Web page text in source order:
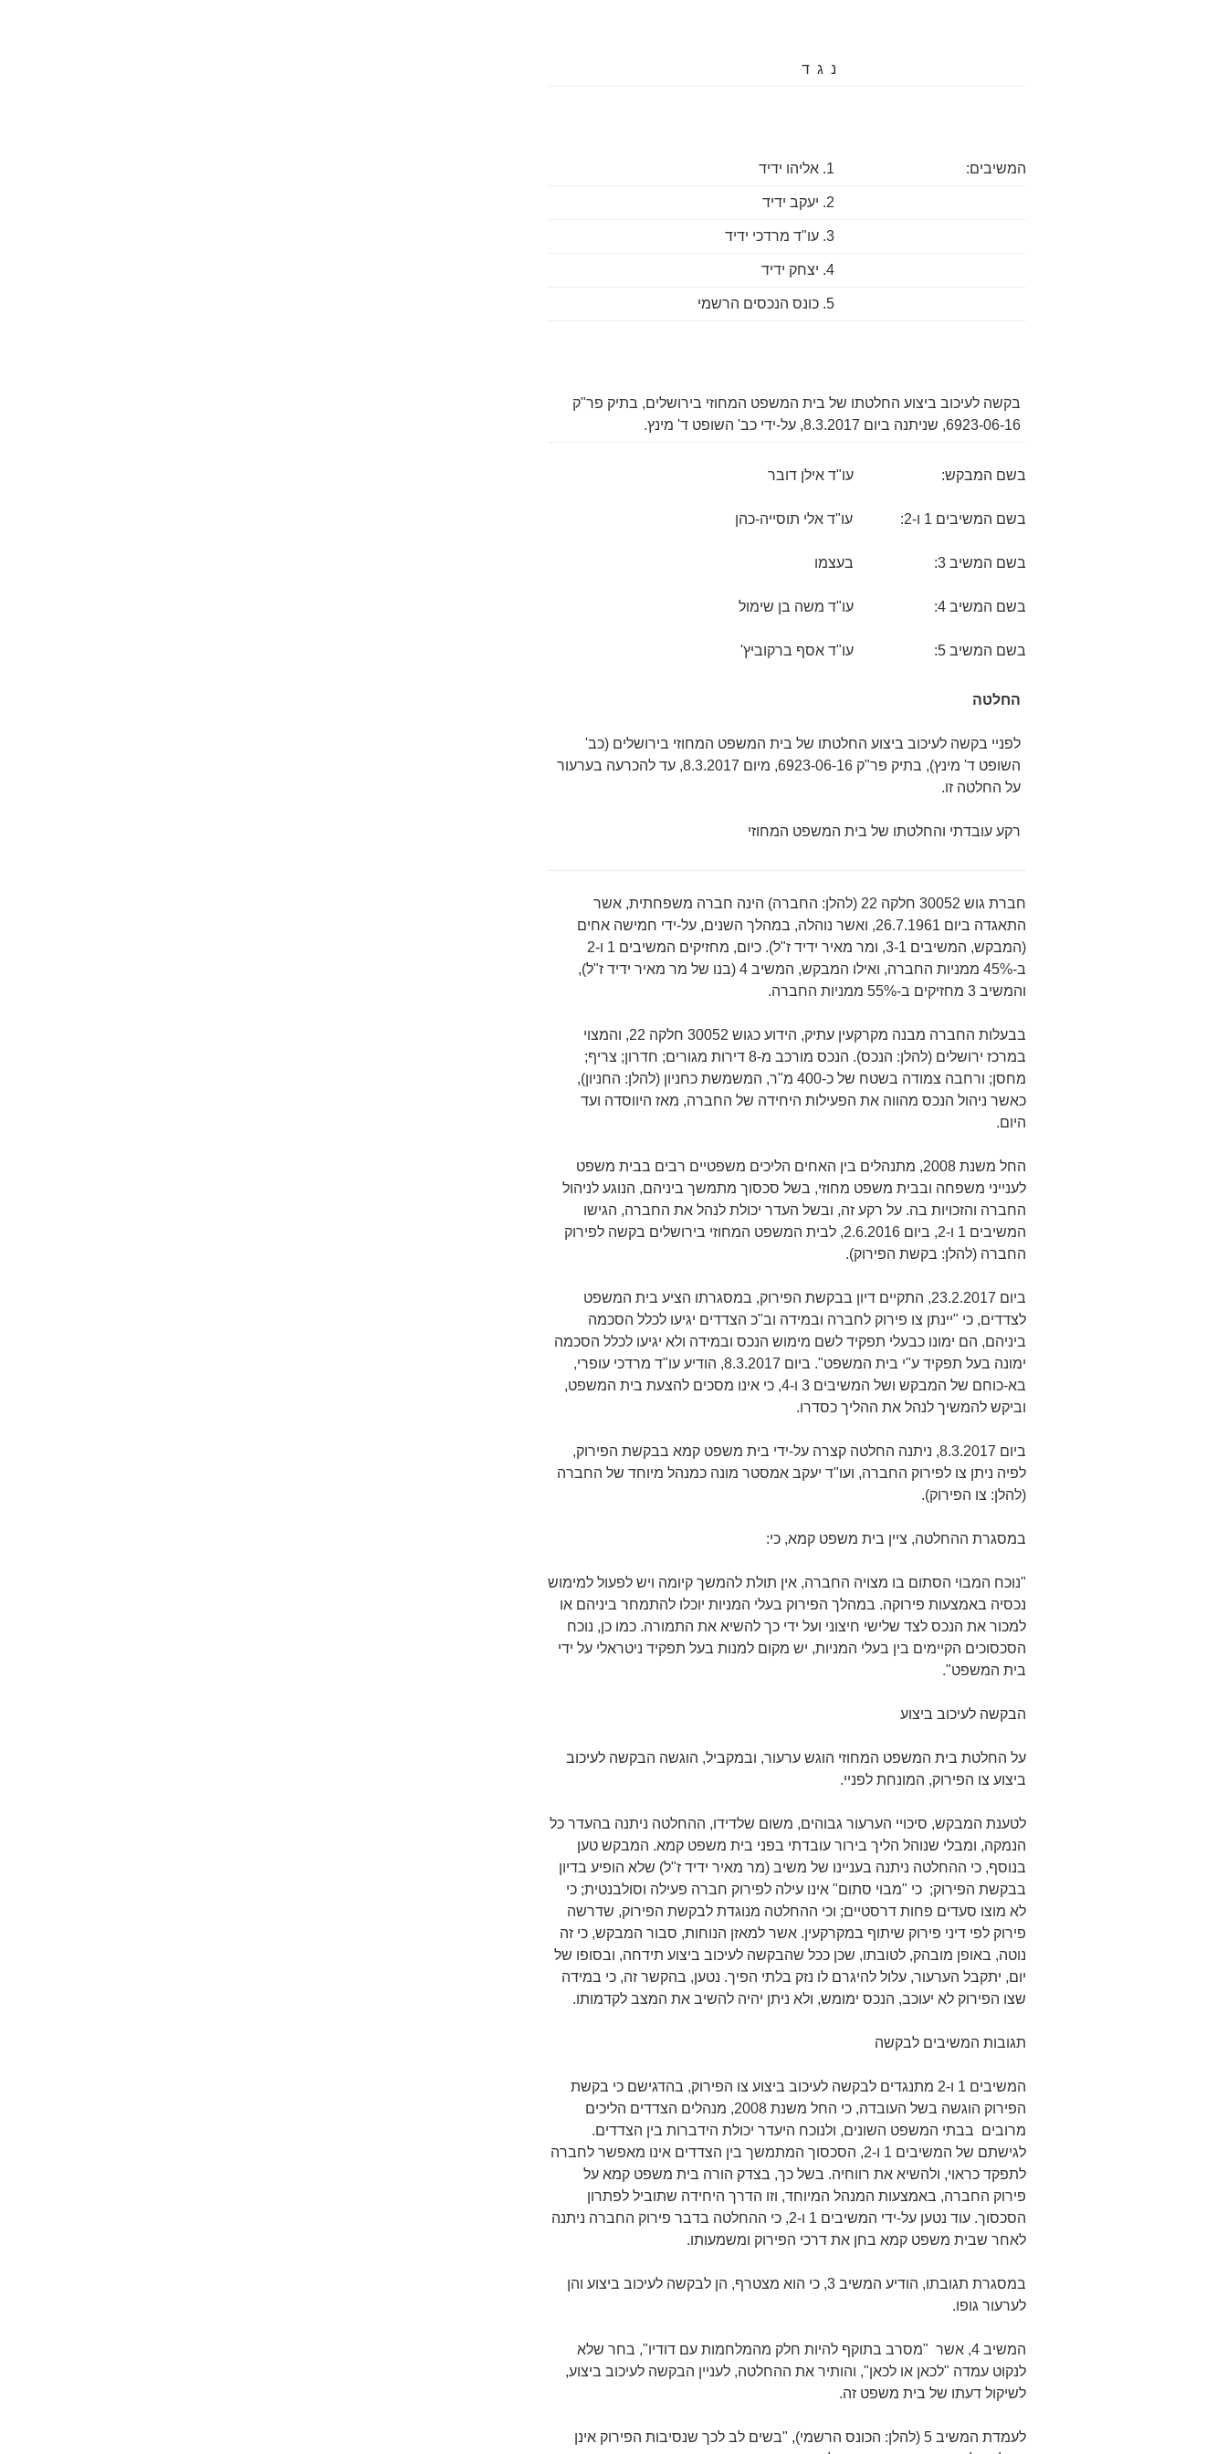
נ ג ד
המשיבים: 1. אליהו ידיד
2. יעקב ידיד
3. עו"ד מרדכי ידיד
4. יצחק ידיד
5. כונס הנכסים הרשמי
בקשה לעיכוב ביצוע החלטתו של בית המשפט המחוזי בירושלים, בתיק פר"ק
6923-06-16, שניתנה ביום 8.3.2017, על-ידי כב' השופט ד' מינץ.
בשם המבקש: עו"ד אילן דובר
בשם המשיבים 1 ו-2: עו"ד אלי תוסייה-כהן
בשם המשיב 3: בעצמו
בשם המשיב 4: עו"ד משה בן שימול
בשם המשיב 5: עו"ד אסף ברקוביץ'
החלטה
לפניי בקשה לעיכוב ביצוע החלטתו של בית המשפט המחוזי בירושלים (כב'
השופט ד' מינץ), בתיק פר"ק 6923-06-16, מיום 8.3.2017, עד להכרעה בערעור
על החלטה זו.
רקע עובדתי והחלטתו של בית המשפט המחוזי
חברת גוש 30052 חלקה 22 (להלן: החברה) הינה חברה משפחתית, אשר
התאגדה ביום 26.7.1961, ואשר נוהלה, במהלך השנים, על-ידי חמישה אחים
(המבקש, המשיבים 3-1, ומר מאיר ידיד ז"ל). כיום, מחזיקים המשיבים 1 ו-2
ב-45% ממניות החברה, ואילו המבקש, המשיב 4 (בנו של מר מאיר ידיד ז"ל),
והמשיב 3 מחזיקים ב-55% ממניות החברה.
בבעלות החברה מבנה מקרקעין עתיק, הידוע כגוש 30052 חלקה 22, והמצוי
במרכז ירושלים (להלן: הנכס). הנכס מורכב מ-8 דירות מגורים; חדרון; צריף;
מחסן; ורחבה צמודה בשטח של כ-400 מ"ר, המשמשת כחניון (להלן: החניון),
כאשר ניהול הנכס מהווה את הפעילות היחידה של החברה, מאז היווסדה ועד
היום.
החל משנת 2008, מתנהלים בין האחים הליכים משפטיים רבים בבית משפט
לענייני משפחה ובבית משפט מחוזי, בשל סכסוך מתמשך ביניהם, הנוגע לניהול
החברה והזכויות בה. על רקע זה, ובשל העדר יכולת לנהל את החברה, הגישו
המשיבים 1 ו-2, ביום 2.6.2016, לבית המשפט המחוזי בירושלים בקשה לפירוק
החברה (להלן: בקשת הפירוק).
ביום 23.2.2017, התקיים דיון בבקשת הפירוק, במסגרתו הציע בית המשפט
לצדדים, כי "יינתן צו פירוק לחברה ובמידה וב"כ הצדדים יגיעו לכלל הסכמה
ביניהם, הם ימונו כבעלי תפקיד לשם מימוש הנכס ובמידה ולא יגיעו לכלל הסכמה
ימונה בעל תפקיד ע"י בית המשפט". ביום 8.3.2017, הודיע עו"ד מרדכי עופרי,
בא-כוחם של המבקש ושל המשיבים 3 ו-4, כי אינו מסכים להצעת בית המשפט,
וביקש להמשיך לנהל את ההליך כסדרו.
ביום 8.3.2017, ניתנה החלטה קצרה על-ידי בית משפט קמא בבקשת הפירוק,
לפיה ניתן צו לפירוק החברה, ועו"ד יעקב אמסטר מונה כמנהל מיוחד של החברה
(להלן: צו הפירוק).
במסגרת ההחלטה, ציין בית משפט קמא, כי:
"נוכח המבוי הסתום בו מצויה החברה, אין תולת להמשך קיומה ויש לפעול למימוש
נכסיה באמצעות פירוקה. במהלך הפירוק בעלי המניות יוכלו להתמחר ביניהם או
למכור את הנכס לצד שלישי חיצוני ועל ידי כך להשיא את התמורה. כמו כן, נוכח
הסכסוכים הקיימים בין בעלי המניות, יש מקום למנות בעל תפקיד ניטראלי על ידי
בית המשפט".
הבקשה לעיכוב ביצוע
על החלטת בית המשפט המחוזי הוגש ערעור, ובמקביל, הוגשה הבקשה לעיכוב
ביצוע צו הפירוק, המונחת לפניי.
לטענת המבקש, סיכויי הערעור גבוהים, משום שלדידו, ההחלטה ניתנה בהעדר כל
הנמקה, ומבלי שנוהל הליך בירור עובדתי בפני בית משפט קמא. המבקש טען
בנוסף, כי ההחלטה ניתנה בעניינו של משיב (מר מאיר ידיד ז"ל) שלא הופיע בדיון
בבקשת הפירוק; כי "מבוי סתום" אינו עילה לפירוק חברה פעילה וסולבנטית; כי
לא מוצו סעדים פחות דרסטיים; וכי ההחלטה מנוגדת לבקשת הפירוק, שדרשה
פירוק לפי דיני פירוק שיתוף במקרקעין. אשר למאזן הנוחות, סבור המבקש, כי זה
נוטה, באופן מובהק, לטובתו, שכן ככל שהבקשה לעיכוב ביצוע תידחה, ובסופו של
יום, יתקבל הערעור, עלול להיגרם לו נזק בלתי הפיך. נטען, בהקשר זה, כי במידה
שצו הפירוק לא יעוכב, הנכס ימומש, ולא ניתן יהיה להשיב את המצב לקדמותו.
תגובות המשיבים לבקשה
המשיבים 1 ו-2 מתנגדים לבקשה לעיכוב ביצוע צו הפירוק, בהדגישם כי בקשת
הפירוק הוגשה בשל העובדה, כי החל משנת 2008, מנהלים הצדדים הליכים
מרובים בבתי המשפט השונים, ולנוכח היעדר יכולת הידברות בין הצדדים.
לגישתם של המשיבים 1 ו-2, הסכסוך המתמשך בין הצדדים אינו מאפשר לחברה
לתפקד כראוי, ולהשיא את רווחיה. בשל כך, בצדק הורה בית משפט קמא על
פירוק החברה, באמצעות המנהל המיוחד, וזו הדרך היחידה שתוביל לפתרון
הסכסוך. עוד נטען על-ידי המשיבים 1 ו-2, כי ההחלטה בדבר פירוק החברה ניתנה
לאחר שבית משפט קמא בחן את דרכי הפירוק ומשמעותו.
במסגרת תגובתו, הודיע המשיב 3, כי הוא מצטרף, הן לבקשה לעיכוב ביצוע והן
לערעור גופו.
המשיב 4, אשר "מסרב בתוקף להיות חלק מהמלחמות עם דודיו", בחר שלא
לנקוט עמדה "לכאן או לכאן", והותיר את ההחלטה, לעניין הבקשה לעיכוב ביצוע,
לשיקול דעתו של בית משפט זה.
לעמדת המשיב 5 (להלן: הכונס הרשמי), "בשים לב לכך שנסיבות הפירוק אינן